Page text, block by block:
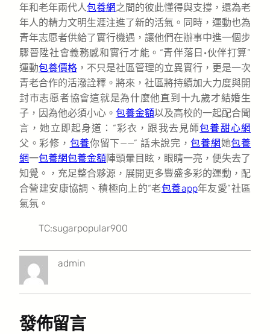
年和老年兩代人包養網之間的彼此懂得與支撐，還為老
年人的精力文明生涯注進了新的活氣。同時，運動也為
青年志愿者供給了實行機遇，讓他們在辦事中進一個步
驟晉陞社會義務感和實行才能。“青伴落日·伙伴打算”
運動包養價格 ，不只是社區管理的立異實行，更是一次
青老合作的活潑詮釋。將來，社區將持續加大力度與開
封市志愿者協會這就是為什麼他直到十九歲才結婚生
子，因為他必須小心。 包養金額以及高校的一起配合聞
言，她立即起身道：“彩衣，跟我去見師包養甜心網
父。彩修， 包養你留下——” 話未說完，包養網她包養
網一包養網包養金額陣頭暈目眩，眼睛一亮，便失去了
知覺。，充足整合夥源，展開更多豐盛多彩的運動，配
合營建安康協調、積極向上的“老包養app年友愛”社區
氣氛。
TC:sugarpopular900
admin
發佈留言